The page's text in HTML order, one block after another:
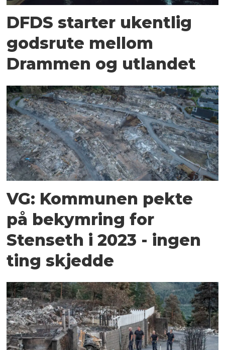
DFDS starter ukentlig
godsrute mellom
Drammen og utlandet
VG: Kommunen pekte
på bekymring for
Stenseth i 2023 - ingen
ting skjedde